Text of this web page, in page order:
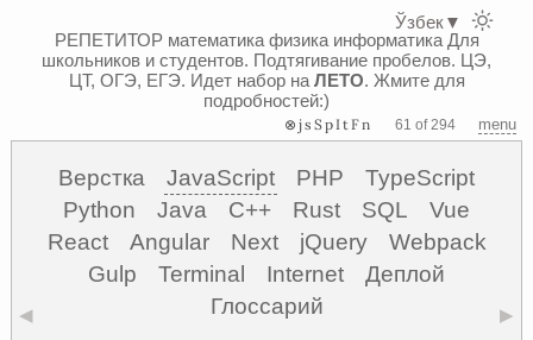
РЕПЕТИТОР математика физика информатикаДля
школьников и студентов. Подтягивание пробелов. ЦЭ,
ЦТ, ОГЭ, ЕГЭ. Идет набор на ЛЕТО. Жмите для
подробностей:)
⊗jsSpItFn 61 of 294 menu
Верстка JavaScript PHP
TypeScript
Python
Java C++ Rust SQL
Vue
React
Angular Next jQuery
Webpack
Gulp
Terminal Internet
Деплой
Глоссарий
◀ ▶
Ўзбек▼